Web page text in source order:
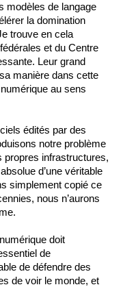
modèles de langage
la domination
trouve en cela
et du Centre
Leur grand
manière dans cette
au sens
édités par des
notre problème
propres infrastructures,
d’une véritable
simplement copié ce
nous n’aurons
doit
de
de défendre des
de voir le monde, et